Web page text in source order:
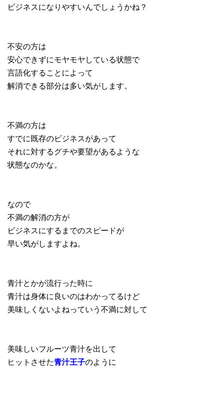
ビジネスになりやすいんでしょうかね？
不安の方は
安心できずにモヤモヤしている状態で
言語化することによって
解消できる部分は多い気がします。
不満の方は
すでに既存のビジネスがあって
それに対するグチや要望があるような
状態なのかな。
なので
不満の解消の方が
ビジネスにするまでのスピードが
早い気がしますよね。
青汁とかが流行った時に
青汁は身体に良いのはわかってるけど
美味しくないよねっていう不満に対して
美味しいフルーツ青汁を出して
ヒットさせた青汁王子のように